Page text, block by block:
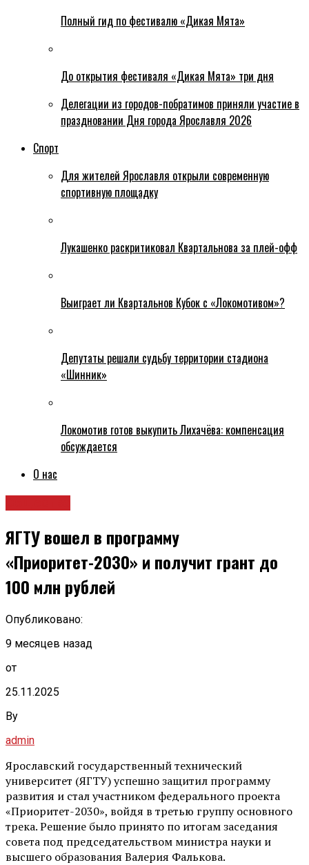
Полный гид по фестивалю «Дикая Мята»
До открытия фестиваля «Дикая Мята» три дня
Делегации из городов-побратимов приняли участие в
праздновании Дня города Ярославля 2026
Спорт
Для жителей Ярославля открыли современную
спортивную площадку
Лукашенко раскритиковал Квартальнова за плей-офф
Выиграет ли Квартальнов Кубок с «Локомотивом»?
Депутаты решали судьбу территории стадиона
«Шинник»
Локомотив готов выкупить Лихачёва: компенсация
обсуждается
О нас
ЯГТУ вошел в программу
«Приоритет-2030» и получит грант до
100 млн рублей
Опубликовано:
9 месяцев назад
от
25.11.2025
By
admin
Ярославский государственный технический
университет (ЯГТУ) успешно защитил программу
развития и стал участником федерального проекта
«Приоритет-2030», войдя в третью группу основного
трека. Решение было принято по итогам заседания
совета под председательством министра науки и
высшего образования Валерия Фалькова.